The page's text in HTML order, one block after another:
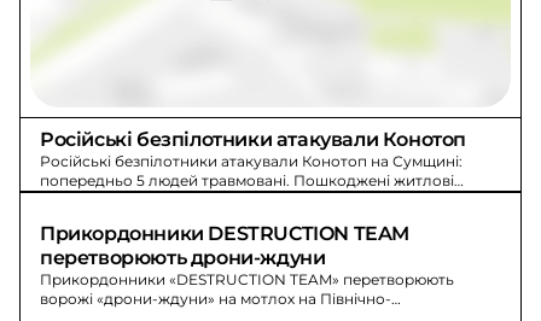
Російські безпілотники атакували Конотоп
Російські безпілотники атакували Конотоп на Сумщині:
попередньо 5 людей травмовані. Пошкоджені житлові
Прикордонники DESTRUCTION TEAM
перетворюють дрони-ждуни
Прикордонники «DESTRUCTION TEAM» перетворюють
ворожі «дрони-ждуни» на мотлох на Північно-